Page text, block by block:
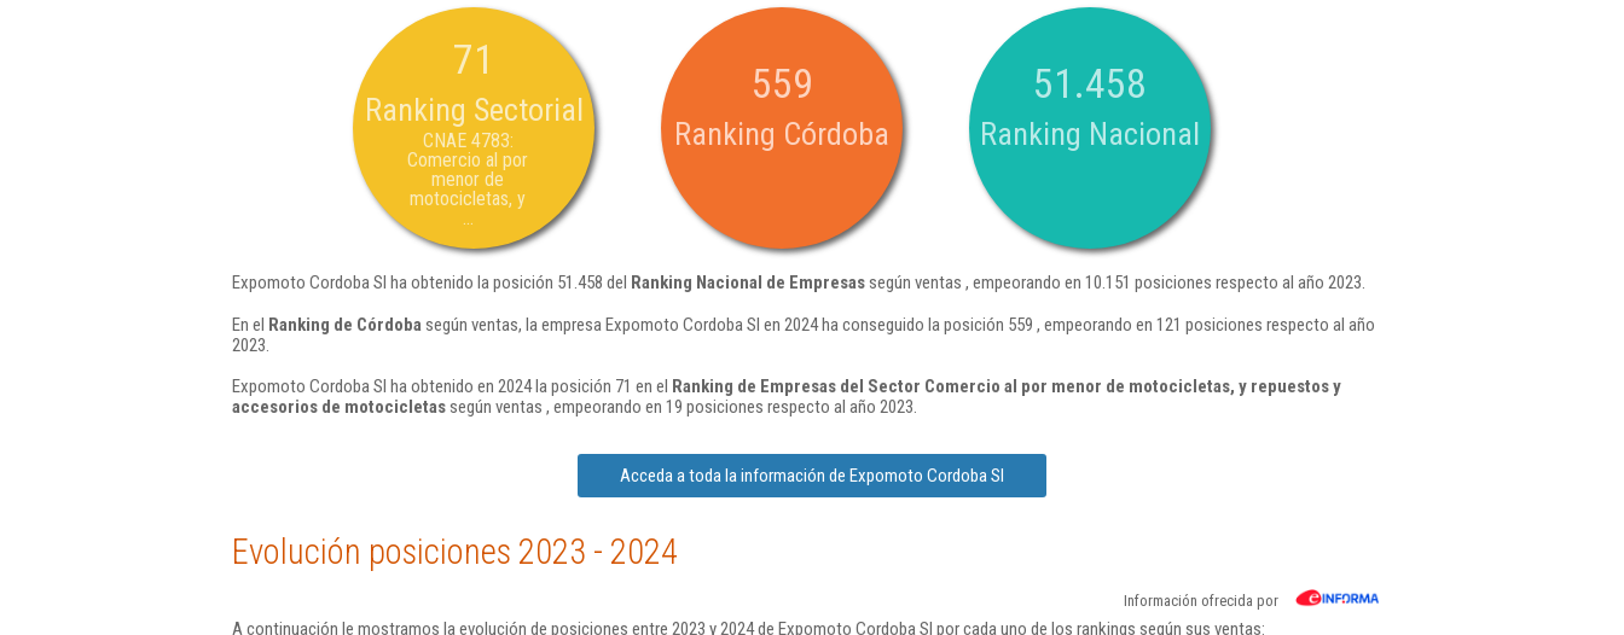
71
Ranking Sectorial
CNAE 4783:
Comercio al por
menor de
motocicletas, y
...
559
Ranking Córdoba
51.458
Ranking Nacional
Expomoto Cordoba Sl ha obtenido la posición 51.458 del Ranking Nacional de Empresassegún ventas , empeorando en 10.151 posiciones respecto al año 2023.
En el Ranking de Córdoba según ventas, la empresa Expomoto Cordoba Sl en 2024 ha conseguido la posición 559 , empeorando en 121 posiciones respecto al año
2023.
Expomoto Cordoba Sl ha obtenido en 2024 la posición 71 en el Ranking de Empresas del Sector Comercio al por menor de motocicletas, y repuestos y
accesorios de motocicletassegún ventas , empeorando en 19 posiciones respecto al año 2023.
Acceda a toda la información de Expomoto Cordoba Sl
Evolución posiciones 2023 - 2024
Información ofrecida por
A continuación le mostramos la evolución de posiciones entre 2023 y 2024 de Expomoto Cordoba Sl por cada uno de los rankings según sus ventas: